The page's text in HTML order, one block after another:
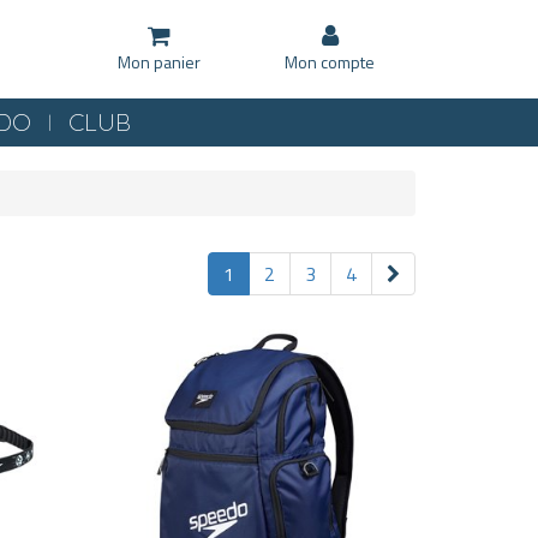
Mon panier Mon compte
CLUB
1 2 3 4